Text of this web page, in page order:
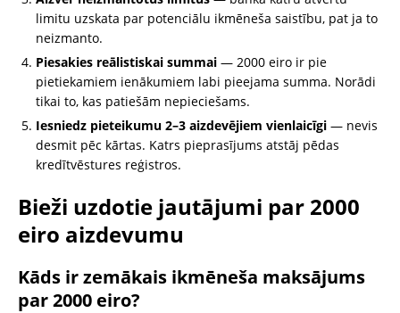
limitu uzskata par potenciālu ikmēneša saistību, pat ja to
neizmanto.
Piesakies reālistiskai summai — 2000 eiro ir pie
pietiekamiem ienākumiem labi pieejama summa. Norādi
tikai to, kas patiešām nepieciešams.
Iesniedz pieteikumu 2–3 aizdevējiem vienlaicīgi — nevis
desmit pēc kārtas. Katrs pieprasījums atstāj pēdas
kredītvēstures reģistros.
Bieži uzdotie jautājumi par 2000
eiro aizdevumu
Kāds ir zemākais ikmēneša maksājums
par 2000 eiro?